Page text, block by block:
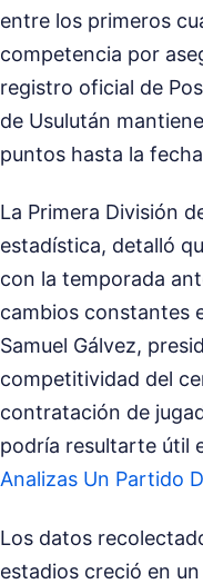
entre los primeros
competencia por
registro oficial de
de Usulután
puntos hasta la
La Primera División
estadística, detalló
con la temporada
cambios constantes
Samuel Gálvez,
competitividad del
contratación de
podría resultarte útil
Analizas Un Partido
Los datos
estadios creció en